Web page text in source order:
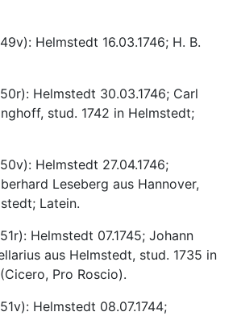
Helmstedt 16.03.1746; H. B.
Helmstedt 30.03.1746; Carl
stud. 1742 in Helmstedt;
Helmstedt 27.04.1746;
Leseberg aus Hannover,
Latein.
Helmstedt 07.1745; Johann
aus Helmstedt, stud. 1735 in
Pro Roscio).
Helmstedt 08.07.1744;